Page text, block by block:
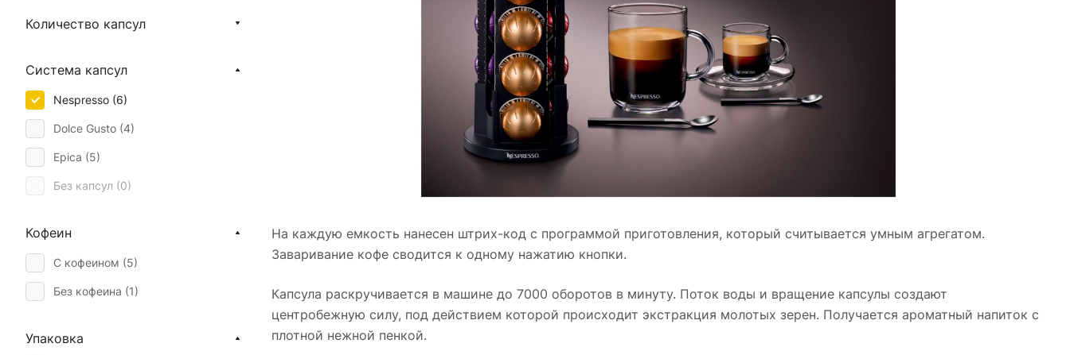
На каждую емкость нанесен штрих-код с программой приготовления, который считывается умным агрегатом.
Заваривание кофе сводится к одному нажатию кнопки.
Капсула раскручивается в машине до 7000 оборотов в минуту. Поток воды и вращение капсулы создают
центробежную силу, под действием которой происходит экстракция молотых зерен. Получается ароматный напиток с
плотной нежной пенкой.
Для кофемашины (
Фильтр (
Френч-пресс (0
Лунго (0
Количество капсул
Система капсул
Nespresso (6)
Dolce Gusto (4)
Epica (5)
Без капсул (0)
Кофеин
С кофеином (5)
Без кофеина (1)
Упаковка